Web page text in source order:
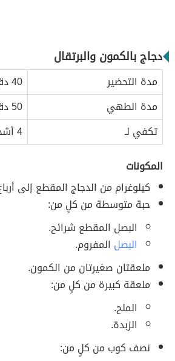
دجاج بالكمون والبرتقال
مدة التحضير
40 دقيقة
مدة الطهي
50 دقيقة
تكفي لـ
4 أشخاص
المكونات
كيلوغرام من الدجاج المقطع إلى
حبة متوسطة من كلٍ من:
البصل المقطع شرائح.
البصل المفروم.
ملعقتان صغيرتان من الكمون.
ملعقة كبيرة من كلٍ من:
الملح.
الزبدة.
نصف كوب من كلٍ من: